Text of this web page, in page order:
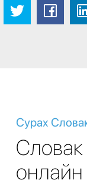
Сурах
Словак
онлайн